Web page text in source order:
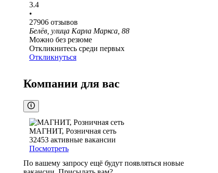
3.4
•
27906 отзывов
Белёв, улица Карла Маркса, 88
Можно без резюме
Откликнитесь среди первых
Откликнуться
Компании для вас
МАГНИТ, Розничная сеть
32453 активные вакансии
Посмотреть
По вашему запросу ещё будут появляться новые